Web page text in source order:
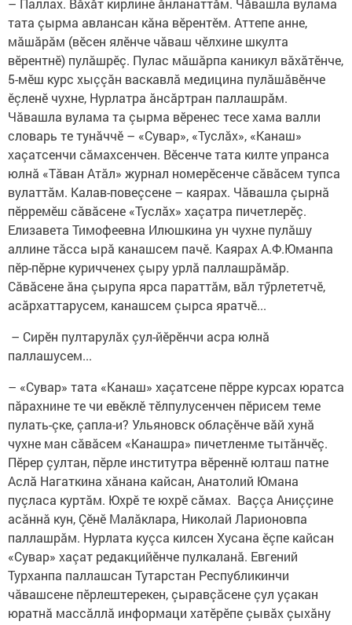
– Паллах. Вăхăт кирлине ăнланаттăм. Чăвашла вулама
тата çырма авлансан кăна вӗрентӗм. Аттепе анне,
мăшăрăм (вӗсен ялӗнче чăваш чӗлхине шкулта
вӗрентнӗ) пулăшрӗç. Пулас мăшăрпа каникул вăхăтӗнче,
5-мӗш курс хыççăн васкавлă медицина пулăшăвӗнче
ӗçленӗ чухне, Нурлатра ăнсăртран паллашрăм.
Чăвашла вулама та çырма вӗренес тесе хама валли
словарь те тунăччӗ – «Сувар», «Туслăх», «Канаш»
хаçатсенчи сăмахсенчен. Вӗсенче тата килте упранса
юлнă «Тăван Атăл» журнал номерӗсенче сăвăсем тупса
вулаттăм. Калав-повеçсене – каярах. Чăвашла çырнă
пӗрремӗш сăвăсене «Туслăх» хаçатра пичетлерӗç.
Елизавета Тимофеевна Илюшкина ун чухне пулăшу
аллине тăсса ырă канашсем пачӗ. Каярах А.Ф.Юманпа
пӗр-пӗрне куричченех çыру урлă паллашрăмăр.
Сăвăсене ăна çырупа ярса параттăм, вăл тӳрлететчӗ,
асăрхаттарусем, канашсем çырса яратчӗ...
– Сирӗн пултарулăх çул-йӗрӗнчи асра юлнă
паллашусем...
– «Сувар» тата «Канаш» хаçатсене пӗрре курсах юратса
пăрахнине те чи евӗклӗ тӗлпулусенчен пӗрисем теме
пулать-çке, çапла-и? Ульяновск облаçӗнче вăй хунă
чухне ман сăвăсем «Канашра» пичетленме тытăнчӗç.
Пӗрер çултан, пӗрле институтра вӗреннӗ юлташ патне
Аслă Нагаткина хăнана кайсан, Анатолий Юмана
пуçласа куртăм. Юхрӗ те юхрӗ сăмах. Ваççа Аниççине
асăннă кун, Çӗнӗ Малăклара, Николай Ларионовпа
паллашрăм. Нурлата куçса килсен Хусана ӗçпе кайсан
«Сувар» хаçат редакцийӗнче пулкаланă. Евгений
Турханпа паллашсан Тутарстан Республикинчи
чăвашсене пӗрлештерекен, çыравçăсене çул уçакан
юратнă массăллă информаци хатӗрӗпе çывăх çыхăну